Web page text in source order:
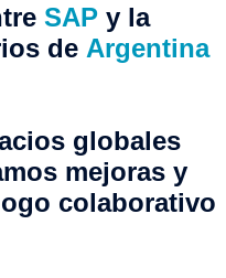
SAP y la
de Argentina
globales
mejoras y
colaborativo